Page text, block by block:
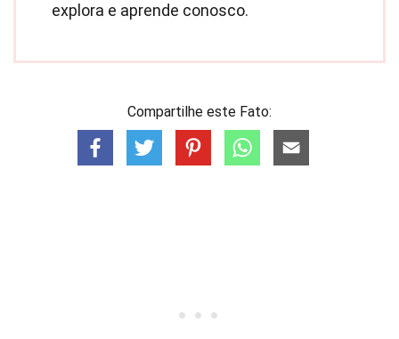
explora e aprende conosco.
Compartilhe este Fato: